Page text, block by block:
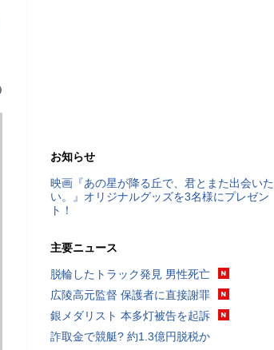
お知らせ
映画『あの星が降る丘で、君とまた出会いた
い。』オリジナルグッズを3名様にプレゼン
ト！
主要ニュース
脱輪したトラック発見 男性死亡
広陵高元監督 保護者に直接謝罪
銀メダリスト 本多灯被告を起訴
詐取金で競艇? 約1.3億円脱税か